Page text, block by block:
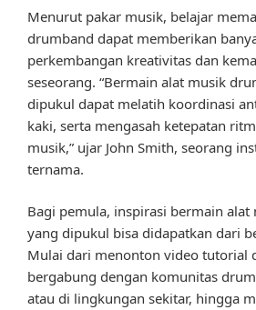
Menurut pakar musik, belajar
drumband dapat memberikan
perkembangan kreativitas dan
seseorang. “Bermain alat musik
dipukul dapat melatih koordinasi
kaki, serta mengasah ketepatan
musik,” ujar John Smith, seorang
ternama.
Bagi pemula, inspirasi bermain
yang dipukul bisa didapatkan dari
Mulai dari menonton video tutorial
bergabung dengan komunitas
atau di lingkungan sekitar, hingga